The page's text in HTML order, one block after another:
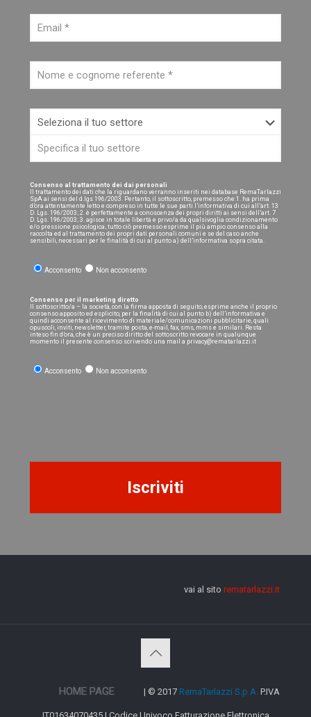
Consenso al trattamento dei dai personali
Il trattamento dei dati che la riguardano verranno inseriti nei database RemaTarlazzi
SpA ai sensi del d.lgs 196/2003. Pertanto, il sottoscritto, premesso che:1. ha prima
d’ora attentamente letto e compreso in tutte le sue parti l’informativa di cui all’art. 13
D. Lgs. 196/2003; 2. è perfettamente a conoscenza dei propri diritti ai sensi dell’art. 7
D. Lgs. 196/2003; 3. agisce in totale libertà e privo/a da qualsivoglia condizionamento
e/o pressione psicologica; tutto ciò premesso esprime il più ampio consenso alla
raccolta ed al trattamento dei propri dati personali comuni e se del caso anche
sensibili, necessari per le finalità di cui al punto a) dell’informativa sopra citata.
Acconsento Non acconsento
Consenso per il marketing diretto
Il sottoscritto/a – la società, con la firma apposta di seguito, esprime anche il proprio
consenso apposito ed esplicito, per la finalità di cui al punto b) dell’informativa e
quindi acconsente al ricevimento di materiale/comunicazioni pubblicitarie, quali
opuscoli, inviti, newsletter, tramite posta, e-mail, fax, sms, mms e similari. Resta
inteso fin d’ora, che è un preciso diritto del sottoscritto revocare in qualunque
momento il presente consenso scrivendo una mail a privacy@rematarlazzi.it
Acconsento Non acconsento
vai al sito rematarlazzi.it
HOME PAGE | © 2017 RemaTarlazzi S.p.A. P.IVA